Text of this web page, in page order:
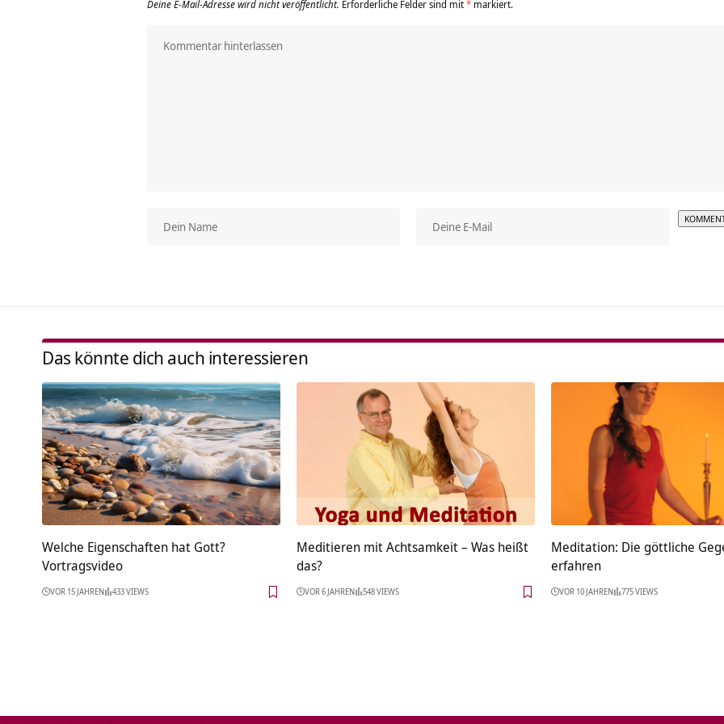
Deine E-Mail-Adresse wird nicht veröffentlicht. Erforderliche Felder sind mit* markiert.
Das könnte dich auch interessieren
Welche Eigenschaften hat Gott?
Vortragsvideo
VOR 15 JAHREN 433 VIEWS
Meditieren mit Achtsamkeit – Was heißt
das?
VOR 6 JAHREN 548 VIEWS
Meditation: Die göttliche
erfahren
VOR 10 JAHREN 775 VIEWS